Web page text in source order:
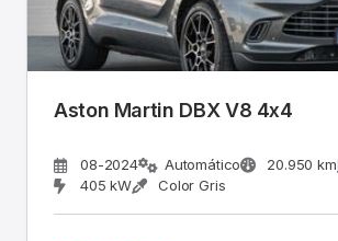
Aston Martin DBX V8 4x4
08-2024 Automático 20.950 km
405 kW
Color Gris